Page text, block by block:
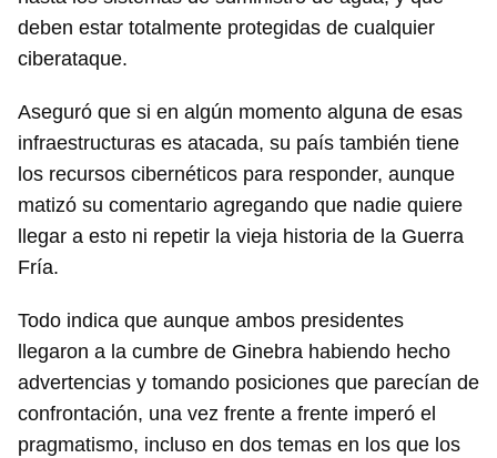
deben estar totalmente protegidas de cualquier
ciberataque.
Aseguró que si en algún momento alguna de esas
infraestructuras es atacada, su país también tiene
los recursos cibernéticos para responder, aunque
matizó su comentario agregando que nadie quiere
llegar a esto ni repetir la vieja historia de la Guerra
Fría.
Todo indica que aunque ambos presidentes
llegaron a la cumbre de Ginebra habiendo hecho
advertencias y tomando posiciones que parecían de
confrontación, una vez frente a frente imperó el
pragmatismo, incluso en dos temas en los que los